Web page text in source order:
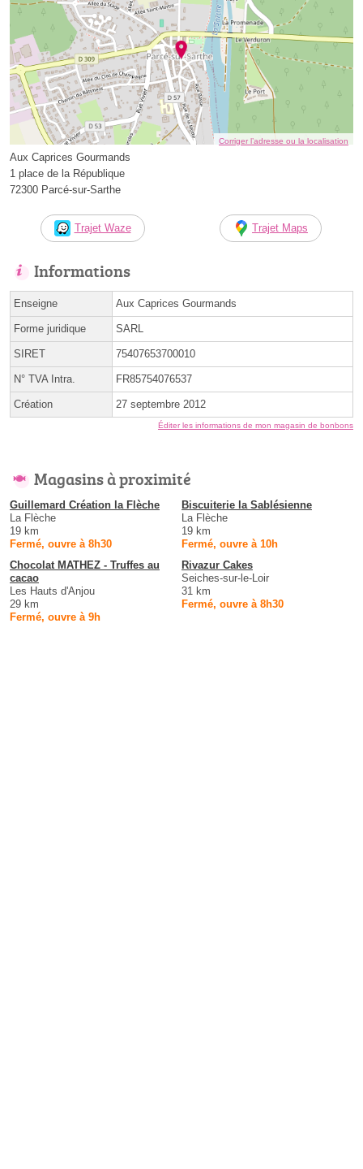
Corriger l’adresse ou la localisation
Aux Caprices Gourmands
1 place de la République
72300 Parcé-sur-Sarthe
Trajet Waze Trajet Maps
Informations
Enseigne Aux Caprices Gourmands
Forme juridique SARL
SIRET 75407653700010
N° TVA Intra. FR85754076537
Création 27 septembre 2012
Éditer les informations de mon magasin de bonbons
Magasins à proximité
Guillemard Création la Flèche
La Flèche
19 km
Fermé, ouvre à 8h30
Biscuiterie la Sablésienne
La Flèche
19 km
Fermé, ouvre à 10h
Chocolat MATHEZ - Truffes au
cacao
Les Hauts d'Anjou
29 km
Fermé, ouvre à 9h
Rivazur Cakes
Seiches-sur-le-Loir
31 km
Fermé, ouvre à 8h30